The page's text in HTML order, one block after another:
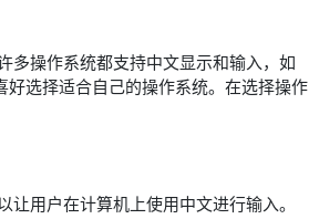
多操作系统都支持中文显示和输入，如
选择适合自己的操作系统。在选择操作
用户在计算机上使用中文进行输入。